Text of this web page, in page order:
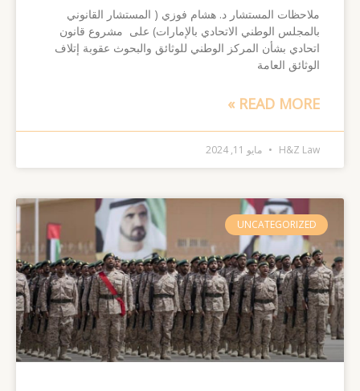
ملاحظات المستشار د. هشام فوزي ( المستشار القانوني
بالمجلس الوطني الاتحادي بالإمارات) على مشروع قانون
اتحادي بشأن المركز الوطني للوثائق والبحوث عقوبة إتلاف
الوثائق العامة
READ MORE »
H&Z Law مايو 11, 2024
UNCATEGORIZED